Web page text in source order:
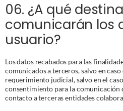
06. ¿A qué
comunicarán los
usuario?
Los datos recabados para las
comunicados a terceros, salvo en
requerimiento judicial, salvo en el
consentimiento para la comunicación
contacto a terceras entidades